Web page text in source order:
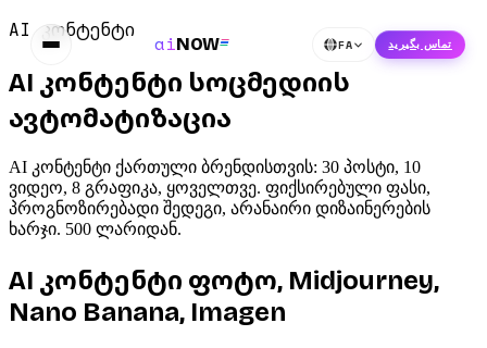
aiNOW FA تماس بگیرید
AI კონტენტი
AI კონტენტი სოცმედიის
ავტომატიზაცია
AI კონტენტი ქართული ბრენდისთვის: 30 პოსტი, 10
ვიდეო, 8 გრაფიკა, ყოველთვე. ფიქსირებული ფასი,
პროგნოზირებადი შედეგი, არანაირი დიზაინერების
ხარჯი. 500 ლარიდან.
AI კონტენტი ფოტო, Midjourney,
Nano Banana, Imagen